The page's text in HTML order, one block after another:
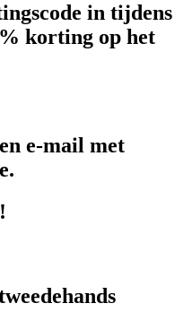
in tijdens
korting op het
e-mail met